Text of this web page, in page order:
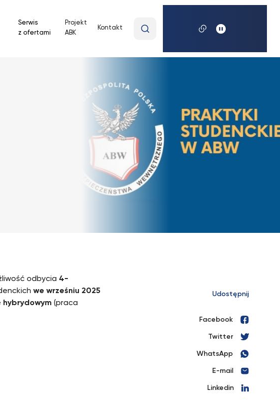
Serwis
z ofertami
Projekt
ABK
Kontakt
wyszukiwaną
odbycia 4-
we wrześniu 2025
hybrydowym (praca
Udostępnij
Facebook
Twitter
WhatsApp
E-mail
Linkedin